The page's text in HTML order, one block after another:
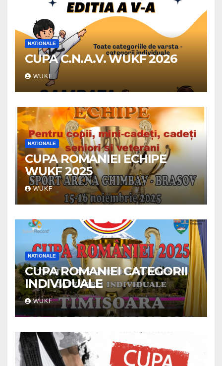
NATIONALE
CUPA C.N.A.V. WUKF 2026
WUKF
NATIONALE
CUPA ROMANIEI ECHIPE
WUKF 2025
WUKF
NATIONALE
CUPA ROMANIEI CATEGORII
INDIVIDUALE
WUKF